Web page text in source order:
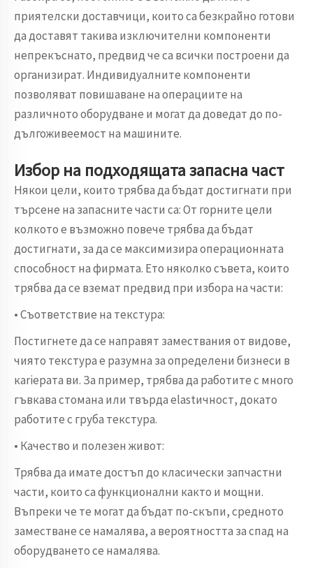
приятелски доставчици, които са безкрайно готови
да доставят такива изключителни компоненти
непрекъснато, предвид че са всички построени да
организират. Индивидуалните компоненти
позволяват повишаване на операциите на
различното оборудване и могат да доведат до по-
дългоживеемост на машините.
Избор на подходящата запасна част
Някои цели, които трябва да бъдат достигнати при
търсене на запасните части са: От горните цели
колкото е възможно повече трябва да бъдат
достигнати, за да се максимизира операционната
способност на фирмата. Ето няколко съвета, които
трябва да се вземат предвид при избора на части:
• Съответствие на текстура:
Постигнете да се направят замествания от видове,
чиято текстура е разумна за определени бизнеси в
кariерaта ви. За пример, трябва да работите с много
гъвкава стомана или твърда elastичност, докато
работите с груба текстура.
• Качество и полезен живот:
Трябва да имате достъп до класически запчастни
части, които са функционални както и мощни.
Въпреки че те могат да бъдат по-скъпи, средното
заместване се намалява, а вероятността за спад на
оборудването се намалява.